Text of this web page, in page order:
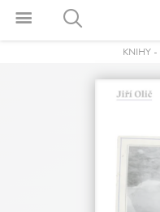
KNIHY -